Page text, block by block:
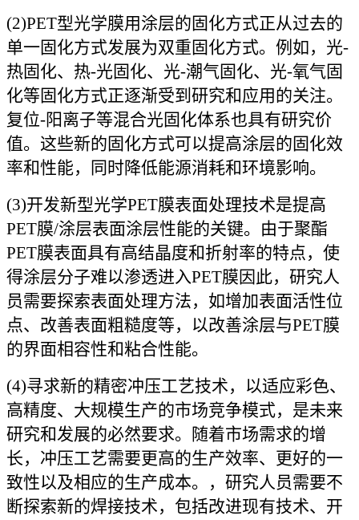
(2)PET型光学膜用涂层的固化方式正从过去的
单一固化方式发展为双重固化方式。例如，光-
热固化、热-光固化、光-潮气固化、光-氧气固
化等固化方式正逐渐受到研究和应用的关注。
复位-阳离子等混合光固化体系也具有研究价
值。这些新的固化方式可以提高涂层的固化效
率和性能，同时降低能源消耗和环境影响。
(3)开发新型光学PET膜表面处理技术是提高
PET膜/涂层表面涂层性能的关键。由于聚酯
PET膜表面具有高结晶度和折射率的特点，使
得涂层分子难以渗透进入PET膜因此，研究人
员需要探索表面处理方法，如增加表面活性位
点、改善表面粗糙度等，以改善涂层与PET膜
的界面相容性和粘合性能。
(4)寻求新的精密冲压工艺技术，以适应彩色、
高精度、大规模生产的市场竞争模式，是未来
研究和发展的必然要求。随着市场需求的增
长，冲压工艺需要更高的生产效率、更好的一
致性以及相应的生产成本。，研究人员需要不
断探索新的焊接技术，包括改进现有技术、开